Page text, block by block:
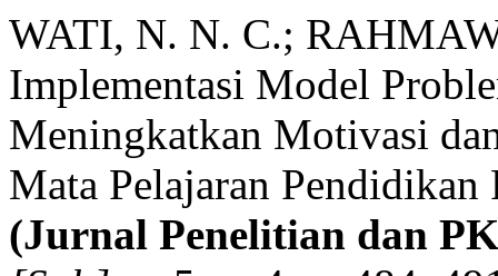
WATI, N. N. C.;
Implementasi Model
Meningkatkan Motivasi
Mata Pelajaran Pendidikan
(Jurnal Penelitian dan